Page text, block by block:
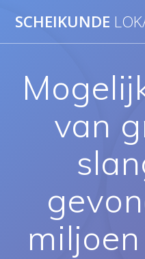
SCHEIKUNDE
van